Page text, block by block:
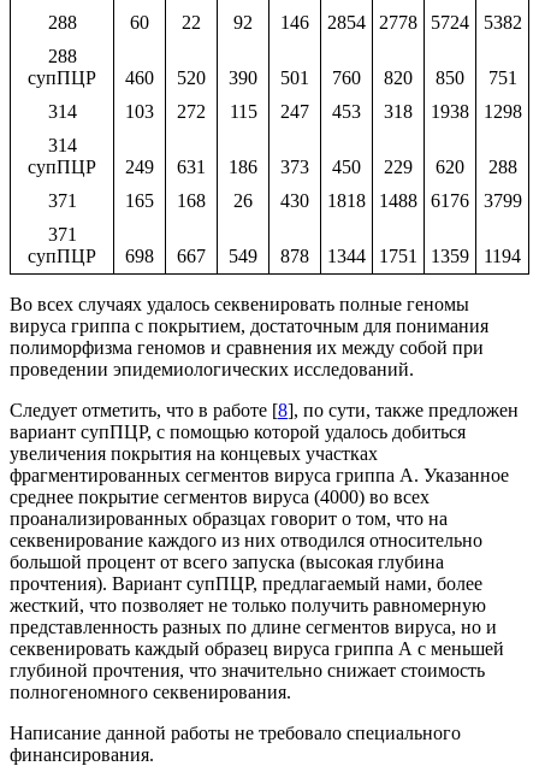
288
60 22 92 146 2854 2778 5724
5382
288
супПЦР
460 520 390 501 760 820 850
751
314
103 272 115 247 453 318 1938
1298
314
супПЦР
249 631 186 373 450 229 620
288
371
165 168 26 430 1818 1488 6176
3799
371
супПЦР
698 667 549 878 1344 1751 1359 1194
Во всех случаях удалось секвенировать полные геномы
вируса гриппа с покрытием, достаточным для понимания
полиморфизма геномов и сравнения их между собой при
проведении эпидемиологических исследований.
Следует отметить, что в работе [8], по сути, также предложен
вариант супПЦР, с помощью которой удалось добиться
увеличения покрытия на концевых участках
фрагментированных сегментов вируса гриппа А. Указанное
среднее покрытие сегментов вируса (4000) во всех
проанализированных образцах говорит о том, что на
секвенирование каждого из них отводился относительно
большой процент от всего запуска (высокая глубина
прочтения). Вариант супПЦР, предлагаемый нами, более
жесткий, что позволяет не только получить равномерную
представленность разных по длине сегментов вируса, но и
секвенировать каждый образец вируса гриппа А с меньшей
глубиной прочтения, что значительно снижает стоимость
полногеномного секвенирования.
Написание данной работы не требовало специального
финансирования.